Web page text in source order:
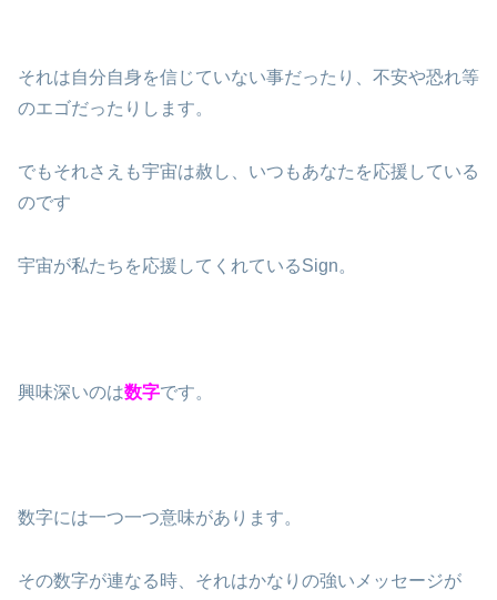
それは自分自身を信じていない事だったり、不安や恐れ等
のエゴだったりします。
でもそれさえも宇宙は赦し、いつもあなたを応援している
のです
宇宙が私たちを応援してくれているSign。
興味深いのは数字です。
数字には一つ一つ意味があります。
その数字が連なる時、それはかなりの強いメッセージが